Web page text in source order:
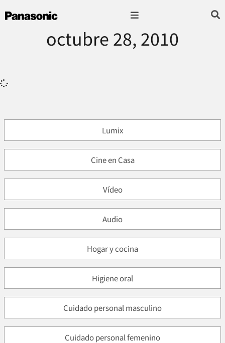
octubre 28, 2010
Lumix
Cine en Casa
Vídeo
Audio
Hogar y cocina
Higiene oral
Cuidado personal masculino
Cuidado personal femenino